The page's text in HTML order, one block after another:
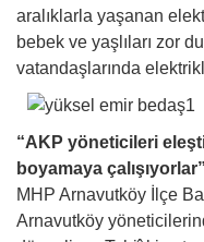
aralıklarla yaşanan
bebek ve yaşlıları zor
vatandaşlarında
“AKP yöneticileri
boyamaya çalışıyorlar”
MHP Arnavutköy İlçe
Arnavutköy